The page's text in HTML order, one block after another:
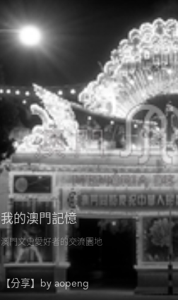
我的澳門記憶
澳門文史愛好者的交流園地
【分享】by aopeng